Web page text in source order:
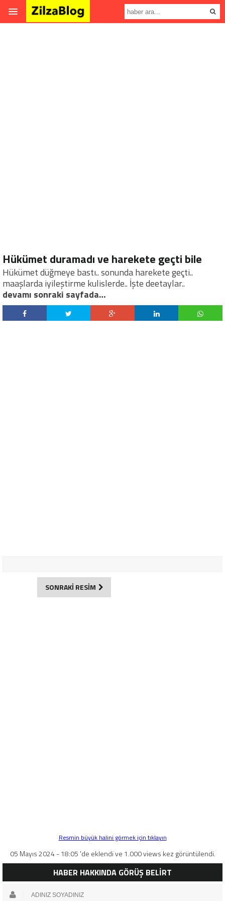
Hükümet duramadı ve harekete geçti bile
Hükümet düğmeye bastı.. sonunda harekete geçti..
maaşlarda iyileştirme kulislerde.. İşte deetaylar..
devamı sonraki sayfada…
SONRAKİ RESİM
Resmin büyük halini görmek için tıklayın
05 Mayıs 2024 - 18:05 'de eklendi ve 1.000 views kez görüntülendi.
HABER HAKKINDA GÖRÜŞ BELİRT